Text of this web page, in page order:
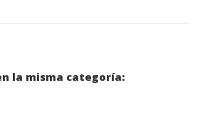
la misma categoría: